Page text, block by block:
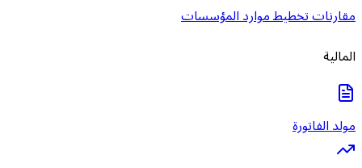
مقارنات تخطيط موارد المؤسسات
المالية
مولد الفاتورة